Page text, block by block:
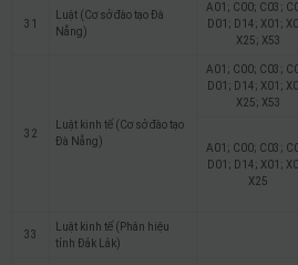
31
Luật (Cơ sở đào tạo Đà
Nẵng)
A01; C00; C03;
D01; D14; X01;
X25; X53
32
Luật kinh tế (Cơ sở đào tạo
Đà Nẵng)
A01; C00; C03;
D01; D14; X01;
X25; X53
A01; C00; C03;
D01; D14; X01;
X25
33
Luật kinh tế (Phân hiệu
tỉnh Đắk Lắk)